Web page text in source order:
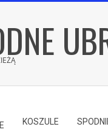
KOSZULE